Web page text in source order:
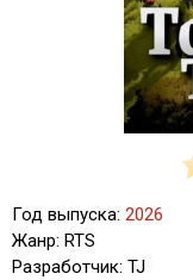
Год выпуска: 2026
Жанр: RTS
Разработчик: TJ